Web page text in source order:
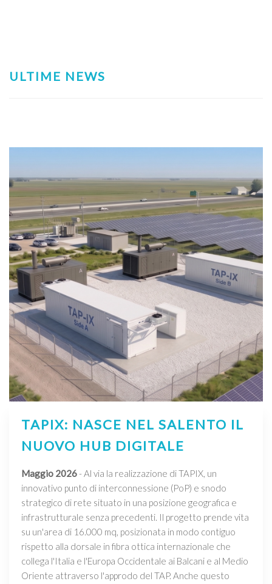
ULTIME NEWS
TAPIX: NASCE NEL SALENTO IL
NUOVO HUB DIGITALE
Maggio 2026- Al via la realizzazione di TAPIX, un
innovativo punto di interconnessione (PoP) e snodo
strategico di rete situato in una posizione geografica e
infrastrutturale senza precedenti. Il progetto prende vita
su un'area di 16.000 mq, posizionata in modo contiguo
rispetto alla dorsale in fibra ottica internazionale che
collega l'Italia e l'Europa Occidentale ai Balcani e al Medio
Oriente attraverso l'approdo del TAP. Anche questo